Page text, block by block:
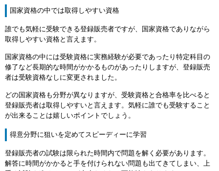
国家資格の中では取得しやすい資格
誰でも気軽に受験できる登録販売者ですが、国家資格でありながら
取得しやすい資格と言えます。
国家資格の中には受験資格に実務経験が必要であったり特定科目の
修了など長期的な時間がかかるものがあったりしますが、登録販売
者は受験資格なしに変更されました。
どの国家資格も分野が異なりますが、受験資格と合格率を比べると
登録販売者は取得しやすいと言えます。気軽に誰でも受験すること
が出来ることは嬉しいポイントでしょう。
得意分野に狙いを定めてスピーディーに学習
登録販売者の試験は限られた時間内で問題を解く必要があります。
解答に時間がかかると手を付けられない問題も出てきてしまい、上